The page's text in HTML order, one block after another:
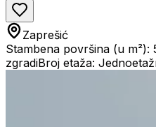
Zaprešić
Stambena površina (u m²):
zgradiBroj etaža: